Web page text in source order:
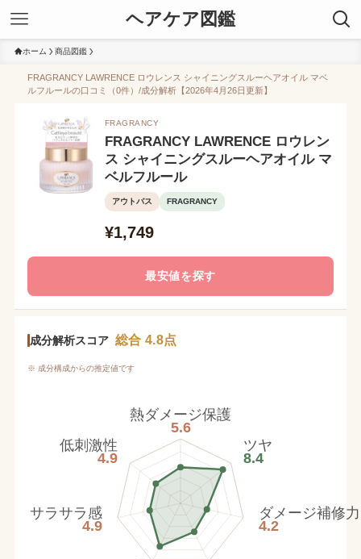
ヘアケア図鑑
ホーム 商品図鑑
FRAGRANCY LAWRENCE ロウレンス シャイニングスルーヘアオイル マベ
ルフルールの口コミ（0件）/成分解析【2026年4月26日更新】
FRAGRANCY
FRAGRANCY LAWRENCE ロウレン
ス シャイニングスルーヘアオイル マ
ベルフルール
アウトバス FRAGRANCY
¥1,749
最安値を探す
成分解析スコア 総合 4.8点
※ 成分構成からの推定値です
熱ダメージ保護
5.6
ツヤ
8.4
ダメージ補修力
4.2
サラサラ感
4.9
低刺激性
4.9